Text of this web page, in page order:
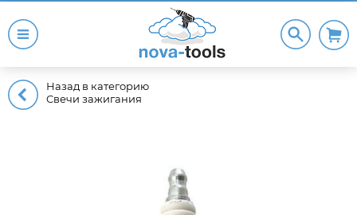
Назад в категорию
Cвечи зажигания